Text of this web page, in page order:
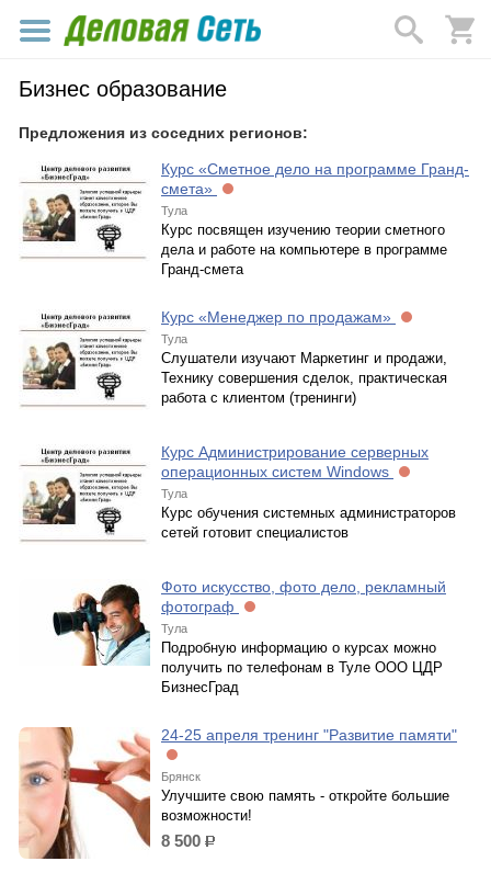
Бизнес образование
Предложения из соседних регионов:
Курс «Сметное дело на программе Гранд-
смета»
Тула
Курс посвящен изучению теории сметного
дела и работе на компьютере в программе
Гранд-смета
Курс «Менеджер по продажам»
Тула
Слушатели изучают Маркетинг и продажи,
Технику совершения сделок, практическая
работа с клиентом (тренинги)
Курс Администрирование серверных
операционных систем Windows
Тула
Курс обучения системных администраторов
сетей готовит специалистов
Фото искусство, фото дело, рекламный
фотограф
Тула
Подробную информацию о курсах можно
получить по телефонам в Туле ООО ЦДР
БизнесГрад
24-25 апреля тренинг "Развитие памяти"
Брянск
Улучшите свою память - откройте большие
возможности!
8 500 р.